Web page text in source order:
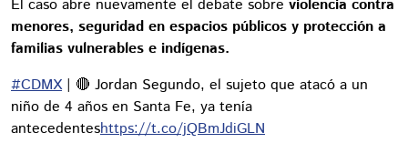
El caso abre nuevamente el debate sobre violencia contra
menores, seguridad en espacios públicos y protección a
familias vulnerables e indígenas.
#CDMX| 🔴 Jordan Segundo, el sujeto que atacó a un
niño de 4 años en Santa Fe, ya tenía
antecedenteshttps://t.co/jQBmJdiGLN